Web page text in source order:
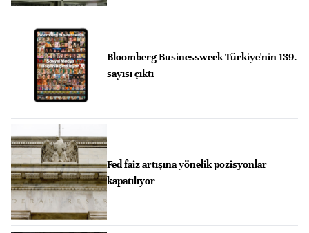
Bloomberg Businessweek Türkiye'nin 139.
sayısı çıktı
Fed faiz artışına yönelik pozisyonlar
kapatılıyor